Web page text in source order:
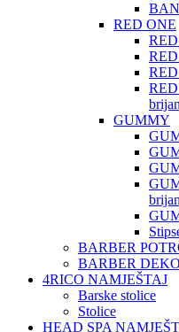
RED ONE
GUMMY
BARBER
BARBER
4RICO NAMJEŠTAJ
Barske stolice
Stolice
HEAD SPA